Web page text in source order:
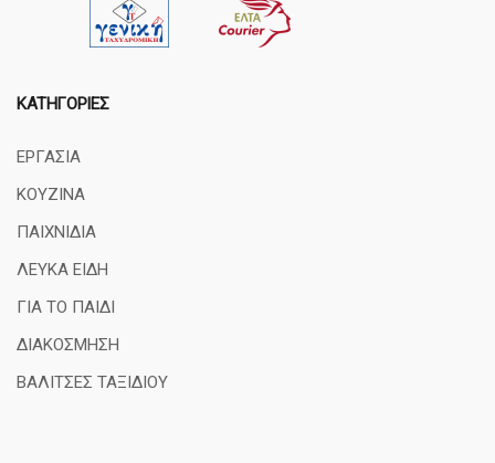
ΚΑΤΗΓΟΡΊΕΣ
ΕΡΓΑΣΙΑ
ΚΟΥΖΙΝΑ
ΠΑΙΧΝΙΔΙΑ
ΛΕΥΚΑ ΕΙΔΗ
ΓΙΑ ΤΟ ΠΑΙΔΙ
ΔΙΑΚΟΣΜΗΣΗ
ΒΑΛΙΤΣΕΣ ΤΑΞΙΔΙΟΥ